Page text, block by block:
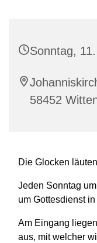
Sonntag,
58452
Die Glocken
Jeden Sonntag
um Gottesdienst
Am Eingang
aus, mit welcher